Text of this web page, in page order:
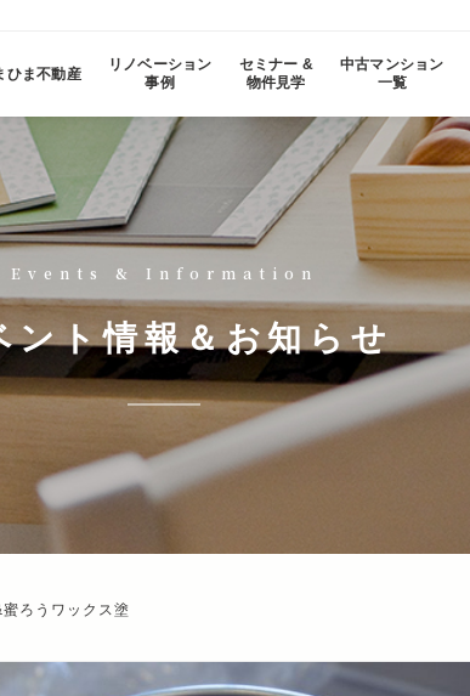
ひま不動産
リノベーション
事例
セミナー &
物件見学
中古マンション
一覧
Events & Information
ント情報＆お知らせ
ろうワックス塗